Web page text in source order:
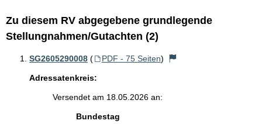
Zu diesem RV abgegebene grundlegende
Stellungnahmen/Gutachten (2)
SG2605290008 ( PDF - 75 Seiten)
Adressatenkreis:
Versendet am 18.05.2026 an:
Bundestag